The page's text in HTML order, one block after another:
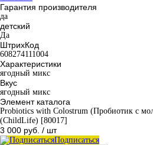
Гарантия производителя
да
детский
Да
ШтрихКод
608274111004
Характеристики
ягодный микс
Вкус
ягодный микс
Элемент каталога
Probiotics with Colostrum (Пробиотик с
(ChildLife) [80017]
3 000 руб. / шт
Подписаться